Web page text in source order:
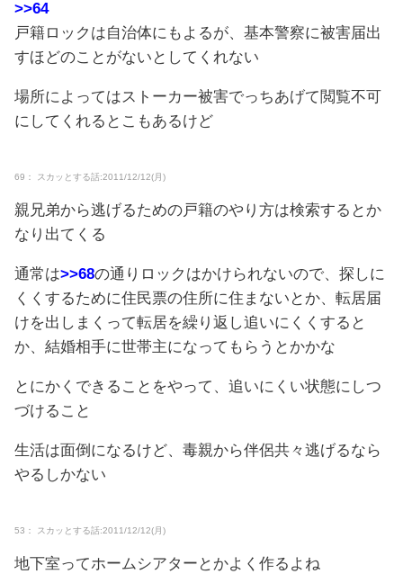
>>64
戸籍ロックは自治体にもよるが、基本警察に被害届出
すほどのことがないとしてくれない
場所によってはストーカー被害でっちあげて閲覧不可
にしてくれるとこもあるけど
69： スカッとする話:2011/12/12(月)
親兄弟から逃げるための戸籍のやり方は検索するとか
なり出てくる
通常は>>68の通りロックはかけられないので、探しに
くくするために住民票の住所に住まないとか、転居届
けを出しまくって転居を繰り返し追いにくくすると
か、結婚相手に世帯主になってもらうとかかな
とにかくできることをやって、追いにくい状態にしつ
づけること
生活は面倒になるけど、毒親から伴侶共々逃げるなら
やるしかない
53： スカッとする話:2011/12/12(月)
地下室ってホームシアターとかよく作るよね